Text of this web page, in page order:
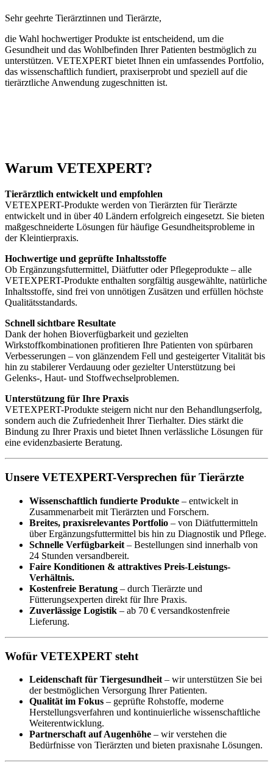
Sehr geehrte Tierärztinnen und Tierärzte,
die Wahl hochwertiger Produkte ist entscheidend, um die
Gesundheit und das Wohlbefinden Ihrer Patienten bestmöglich zu
unterstützen. VETEXPERT bietet Ihnen ein umfassendes Portfolio,
das wissenschaftlich fundiert, praxiserprobt und speziell auf die
tierärztliche Anwendung zugeschnitten ist.
Warum VETEXPERT?
Tierärztlich entwickelt und empfohlen
VETEXPERT-Produkte werden von Tierärzten für Tierärzte
entwickelt und in über 40 Ländern erfolgreich eingesetzt. Sie bieten
maßgeschneiderte Lösungen für häufige Gesundheitsprobleme in
der Kleintierpraxis.
Hochwertige und geprüfte Inhaltsstoffe
Ob Ergänzungsfuttermittel, Diätfutter oder Pflegeprodukte – alle
VETEXPERT-Produkte enthalten sorgfältig ausgewählte, natürliche
Inhaltsstoffe, sind frei von unnötigen Zusätzen und erfüllen höchste
Qualitätsstandards.
Schnell sichtbare Resultate
Dank der hohen Bioverfügbarkeit und gezielten
Wirkstoffkombinationen profitieren Ihre Patienten von spürbaren
Verbesserungen – von glänzendem Fell und gesteigerter Vitalität bis
hin zu stabilerer Verdauung oder gezielter Unterstützung bei
Gelenks-, Haut- und Stoffwechselproblemen.
Unterstützung für Ihre Praxis
VETEXPERT-Produkte steigern nicht nur den Behandlungserfolg,
sondern auch die Zufriedenheit Ihrer Tierhalter. Dies stärkt die
Bindung zu Ihrer Praxis und bietet Ihnen verlässliche Lösungen für
eine evidenzbasierte Beratung.
Unsere VETEXPERT-Versprechen für Tierärzte
Wissenschaftlich fundierte Produkte – entwickelt in
Zusammenarbeit mit Tierärzten und Forschern.
Breites, praxisrelevantes Portfolio – von Diätfuttermitteln
über Ergänzungsfuttermittel bis hin zu Diagnostik und Pflege.
Schnelle Verfügbarkeit – Bestellungen sind innerhalb von
24 Stunden versandbereit.
Faire Konditionen & attraktives Preis-Leistungs-
Verhältnis.
Kostenfreie Beratung – durch Tierärzte und
Fütterungsexperten direkt für Ihre Praxis.
Zuverlässige Logistik – ab 70 € versandkostenfreie
Lieferung.
Wofür VETEXPERT steht
Leidenschaft für Tiergesundheit – wir unterstützen Sie bei
der bestmöglichen Versorgung Ihrer Patienten.
Qualität im Fokus – geprüfte Rohstoffe, moderne
Herstellungsverfahren und kontinuierliche wissenschaftliche
Weiterentwicklung.
Partnerschaft auf Augenhöhe – wir verstehen die
Bedürfnisse von Tierärzten und bieten praxisnahe Lösungen.